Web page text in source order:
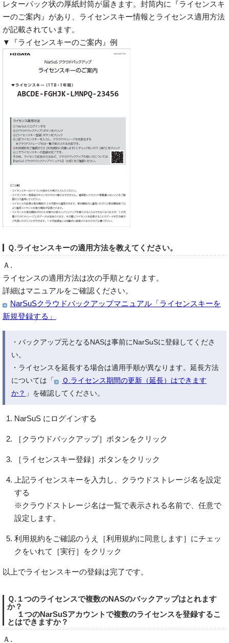
レターパック状の厚紙封筒が届きます。封筒内に『ライセンスキ
ーのご案内』があり、ライセンスキー情報とライセンス適用方法
が記載されています。
▼『ライセンスキーのご案内』例
Ｑ.ライセンスキーの適用方法を教えてください。
Ａ.
ライセンスの適用方法は次の手順となります。
詳細はマニュアルをご確認ください。
NarSuSクラウドバックアップマニュアル「ライセンスキーを
新規登録する」
・バックアップ元となるNASは事前にNarSuSに登録してくださ
い。
・ライセンスを延長する場合は適用手順が異なります。延長方法
については「
Ｑ.ライセンス期間の更新（延長）はできます
か？ 」を確認してください。
NarSuS にログインする
［クラウドバックアップ］ボタンをクリック
［ライセンスキー登録］ボタンをクリック
上記ライセンスキーを入力し、クラウドストレージ名を設定
する
※クラウドストレージ名は一覧で表示される名前で、任意で
設定します。
利用規約をご確認のうえ［利用規約に同意します］にチェッ
クをいれて［実行］をクリック
以上でライセンスキーの登録は完了です。
Ｑ.１つのライセンスで複数のNASのバックアップはとれます
か？
１つのNarSuSアカウントで複数のライセンスを登録するこ
とはできますか？
Ａ.